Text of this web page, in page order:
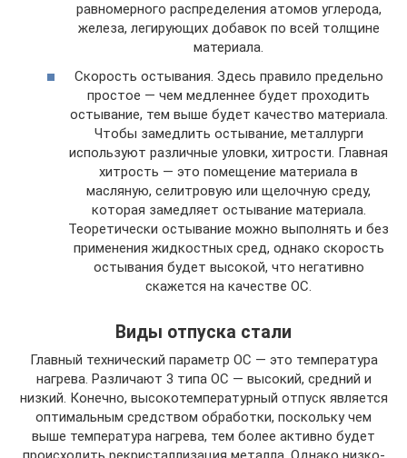
равномерного распределения атомов углерода,
железа, легирующих добавок по всей толщине
материала.
Скорость остывания. Здесь правило предельно
простое — чем медленнее будет проходить
остывание, тем выше будет качество материала.
Чтобы замедлить остывание, металлурги
используют различные уловки, хитрости. Главная
хитрость — это помещение материала в
масляную, селитровую или щелочную среду,
которая замедляет остывание материала.
Теоретически остывание можно выполнять и без
применения жидкостных сред, однако скорость
остывания будет высокой, что негативно
скажется на качестве ОС.
Виды отпуска стали
Главный технический параметр ОС — это температура
нагрева. Различают 3 типа ОС — высокий, средний и
низкий. Конечно, высокотемпературный отпуск является
оптимальным средством обработки, поскольку чем
выше температура нагрева, тем более активно будет